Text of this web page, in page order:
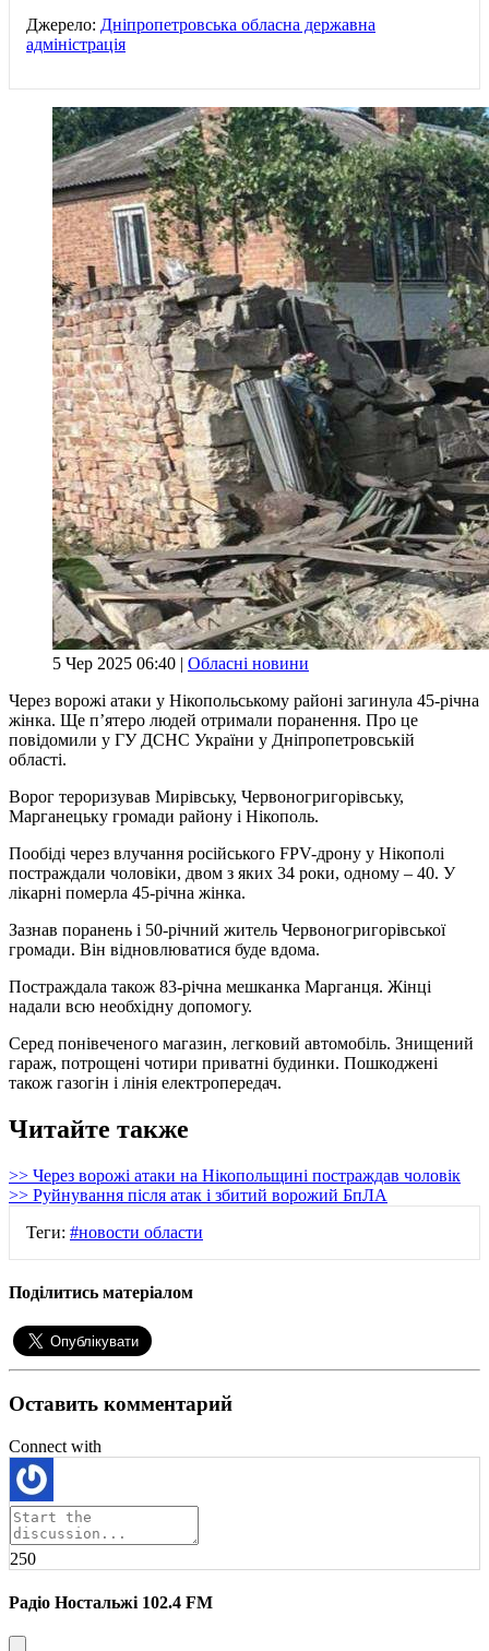
Джерело: Дніпропетровська обласна державна
адміністрація
5 Чер 2025 06:40 | Обласні новини
Через ворожі атаки у Нікопольському районі загинула 45-річна
жінка. Ще пʼятеро людей отримали поранення. Про це
повідомили у ГУ ДСНС України у Дніпропетровській
області.
Ворог тероризував Мирівську, Червоногригорівську,
Марганецьку громади району і Нікополь.
Пообіді через влучання російського FPV-дрону у Нікополі
постраждали чоловіки, двом з яких 34 роки, одному – 40. У
лікарні померла 45-річна жінка.
Зазнав поранень і 50-річний житель Червоногригорівської
громади. Він відновлюватися буде вдома.
Постраждала також 83-річна мешканка Марганця. Жінці
надали всю необхідну допомогу.
Серед понівеченого магазин, легковий автомобіль. Знищений
гараж, потрощені чотири приватні будинки. Пошкоджені
також газогін і лінія електропередач.
Читайте также
>> Через ворожі атаки на Нікопольщині постраждав чоловік
>> Руйнування після атак і збитий ворожий БпЛА
Теги: #новости области
Поділитись матеріалом
Оставить комментарий
Connect with
250
Радіо Ностальжі 102.4 FM